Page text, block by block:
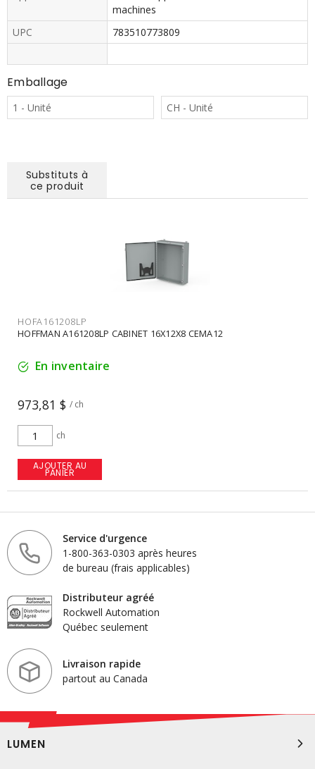
machines
UPC
783510773809
Emballage
1 - Unité CH - Unité
Substituts à
ce produit
HOFA161208LP
HOFFMAN A161208LP CABINET 16X12X8 CEMA12
En inventaire
973,81 $ / ch
ch
AJOUTER AU
PANIER
Service d'urgence
1-800-363-0303 après heures
de bureau (frais applicables)
Distributeur agréé
Rockwell Automation
Québec seulement
Livraison rapide
partout au Canada
LUMEN